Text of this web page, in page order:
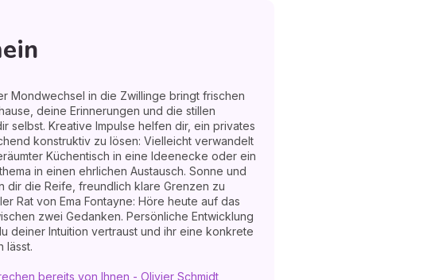
Mondwechsel in die Zwillinge bringt frischen
deine Erinnerungen und die stillen
selbst. Kreative Impulse helfen dir, ein privates
konstruktiv zu lösen: Vielleicht verwandelt
Küchentisch in eine Ideenecke oder ein
in einen ehrlichen Austausch. Sonne und
dir die Reife, freundlich klare Grenzen zu
Rat von Ema Fontayne: Höre heute auf das
zwei Gedanken. Persönliche Entwicklung
deiner Intuition vertraust und ihr eine konkrete
lässt.
bereits von Ihnen - Olivier Schmidt